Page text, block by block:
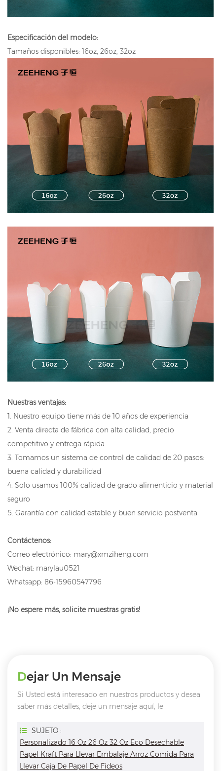
Especificación del modelo:
Tamaños disponibles: 16oz, 26oz, 32oz
Nuestras ventajas:
1. Nuestro equipo tiene más de 10 años de experiencia
2. Venta directa de fábrica con alta calidad, precio
competitivo y entrega rápida
3. Tomamos un sistema de control de calidad de 20 pasos:
buena calidad y durabilidad
4. Solo usamos 100% calidad de grado alimenticio y material
seguro
5. Garantía con calidad estable y buen servicio postventa.
Contáctenos:
Correo electrónico: mary@xmziheng.com
Wechat: marylau0521
Whatsapp: 86-15960547796
¡No espere más, solicite muestras gratis!
Dejar Un Mensaje
Si Usted está interesado en nuestros productos y desea
saber más detalles, deje un mensaje aquí, le
puedamos.
SUJETO :
Personalizado 16 Oz 26 Oz 32 Oz Eco Desechable
Papel Kraft Para Llevar Embalaje Arroz Comida Para
Llevar Caja De Papel De Fideos